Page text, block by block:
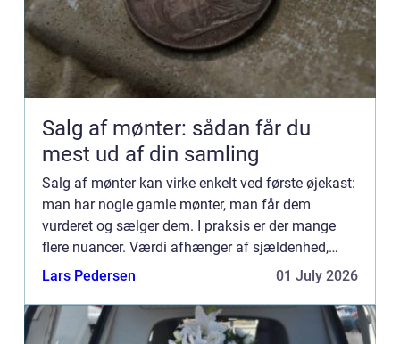
Salg af mønter: sådan får du
mest ud af din samling
Salg af mønter kan virke enkelt ved første øjekast:
man har nogle gamle mønter, man får dem
vurderet og sælger dem. I praksis er der mange
flere nuancer. Værdi afhænger af sjældenhed,
bevaring, efterspørgsel og dokumentation. Jo
Lars Pedersen 01 July 2026